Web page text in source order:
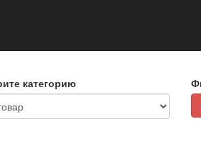
категорию